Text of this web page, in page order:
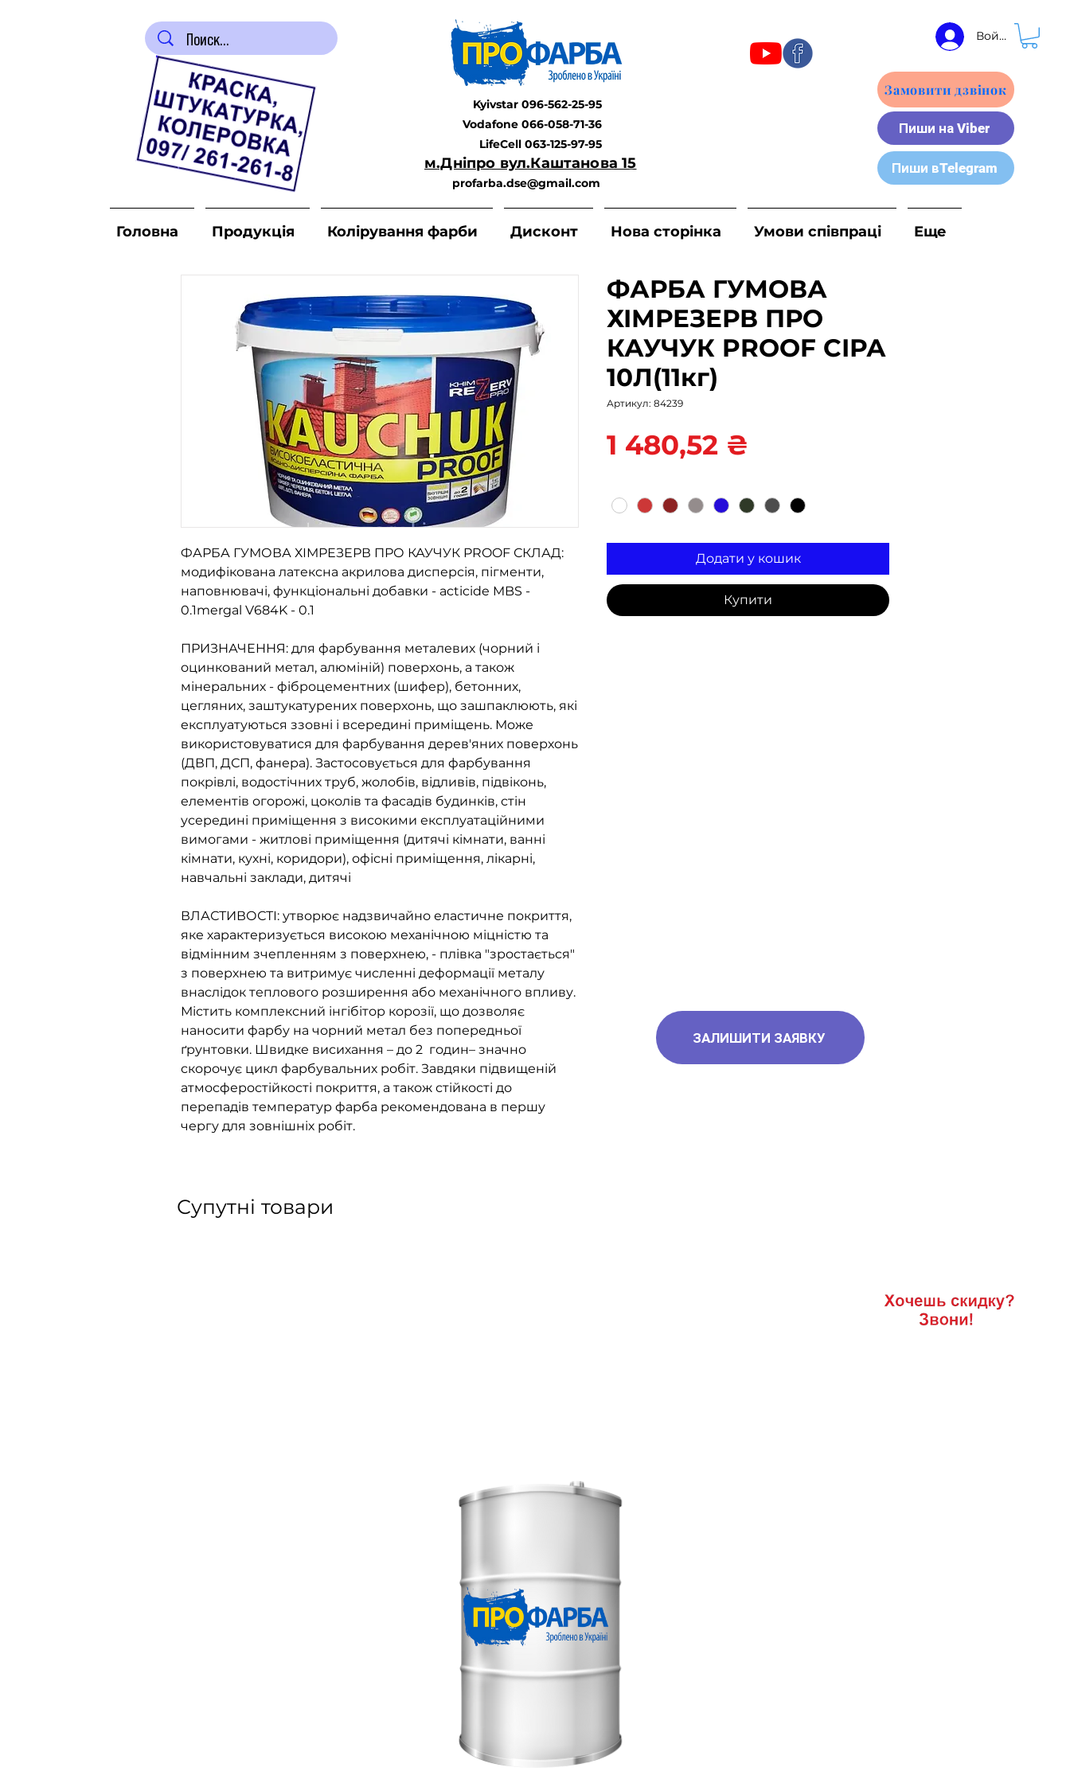
Пиши вTelegram
Пиши на Viber
Замовити дзвінок
Kyivstar 096-562-25-95
Vodafone 066-058-71-36
LifeCell 063-125-97-95
м.Дніпро вул.Каштанова 15
profarba.dse@gmail.com
Головна Продукція Колірування фарби Дисконт Нова сторінка Умови співпраці Еще
Войти
ФАРБА ГУМОВА ХІМРЕЗЕРВ ПРО КАУЧУК PROOF СКЛАД:
модифікована латексна акрилова дисперсія, пігменти,
наповнювачі, функціональні добавки - acticide MBS -
0.1mergal V684K - 0.1
ПРИЗНАЧЕННЯ: для фарбування металевих (чорний і
оцинкований метал, алюміній) поверхонь, а також
мінеральних - фіброцементних (шифер), бетонних,
цегляних, заштукатурених поверхонь, що зашпаклюють, які
експлуатуються ззовні і всередині приміщень. Може
використовуватися для фарбування дерев'яних поверхонь
(ДВП, ДСП, фанера). Застосовується для фарбування
покрівлі, водостічних труб, жолобів, відливів, підвіконь,
елементів огорожі, цоколів та фасадів будинків, стін
усередині приміщення з високими експлуатаційними
вимогами - житлові приміщення (дитячі кімнати, ванні
кімнати, кухні, коридори), офісні приміщення, лікарні,
навчальні заклади, дитячі
ВЛАСТИВОСТІ: утворює надзвичайно еластичне покриття,
яке характеризується високою механічною міцністю та
відмінним зчепленням з поверхнею, - плівка "зростається"
з поверхнею та витримує численні деформації металу
внаслідок теплового розширення або механічного впливу.
Містить комплексний інгібітор корозії, що дозволяє
наносити фарбу на чорний метал без попередньої
ґрунтовки. Швидке висихання – до 2 годин– значно
скорочує цикл фарбувальних робіт. Завдяки підвищеній
атмосферостійкості покриття, а також стійкості до
перепадів температур фарба рекомендована в першу
чергу для зовнішніх робіт.
ФАРБА ГУМОВА
ХІМРЕЗЕРВ ПРО
КАУЧУК PROOF СІРА
10Л(11кг)
Артикул: 84239
1 480,52 ₴
Додати у кошик
Купити
ЗАЛИШИТИ ЗАЯВКУ
Супутні товари